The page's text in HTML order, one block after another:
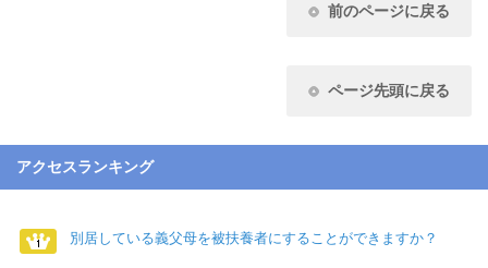
前のページに戻る
ページ先頭に戻る
アクセスランキング
別居している義父母を被扶養者にすることができますか？